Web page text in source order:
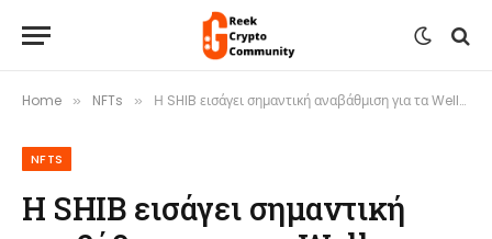
Home » NFTs » Η SHIB εισάγει σημαντική αναβάθμιση για τα Welly Friends NFT: Λεπτομέρειες
NFTS
Η SHIB εισάγει σημαντική